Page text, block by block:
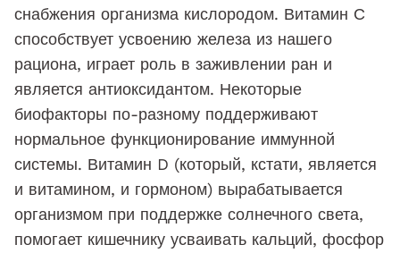
снабжения организма кислородом. Витамин С
способствует усвоению железа из нашего
рациона, играет роль в заживлении ран и
является антиоксидантом. Некоторые
биофакторы по-разному поддерживают
нормальное функционирование иммунной
системы. Витамин D (который, кстати, является
и витамином, и гормоном) вырабатывается
организмом при поддержке солнечного света,
помогает кишечнику усваивать кальций, фосфор